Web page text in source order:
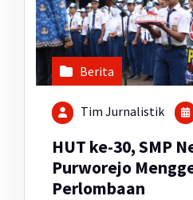
Berita
Tim Jurnalistik
HUT ke-30, SMP
Purworejo
Perlombaan